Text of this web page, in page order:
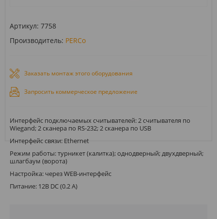
Артикул: 7758
Производитель: PERCo
Заказать монтаж этого оборудования
Запросить коммерческое предложение
Интерфейс подключаемых считывателей: 2 считывателя по
Wiegand; 2 сканера по RS-232; 2 сканера по USB
Интерфейс связи: Ethernet
Режим работы: турникет (калитка); однодверный; двухдверный;
шлагбаум (ворота)
Настройка: через WEB-интерфейс
Питание: 12В DC (0.2 А)